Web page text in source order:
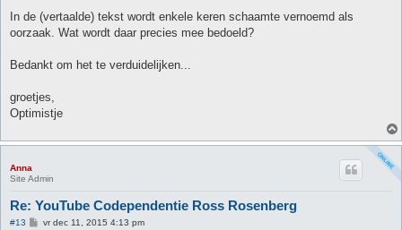
h
t
In de (vertaalde) tekst wordt enkele keren schaamte vernoemd als
oorzaak. Wat wordt daar precies mee bedoeld?
Bedankt om het te verduidelijken...
groetjes,
Optimistje
Anna
Site Admin
Re: YouTube Codependentie Ross Rosenberg
#13
Bvr dec 11, 2015 4:13 pm